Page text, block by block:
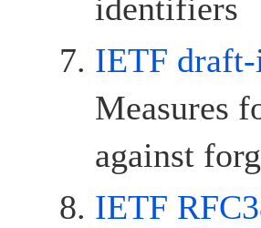
identifiers
IETF
Measures
against
IETF